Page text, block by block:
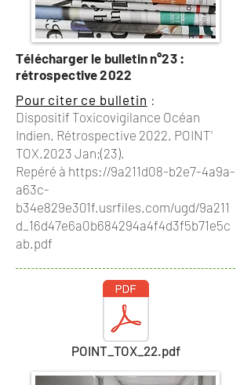
Télécharger le bulletin n°23 :
rétrospective 2022
Pour citer ce bulletin :
Dispositif Toxicovigilance Océan
Indien. Rétrospective 2022. POINT'
TOX.2023 Jan;(23).
Repéré à https://9a211d08-b2e7-4a9a-
a63c-
b34e829e301f.usrfiles.com/ugd/9a211
d_16d47e6a0b684294a4f4d3f5b71e5c
ab.pdf
POINT_TOX_22.pdf